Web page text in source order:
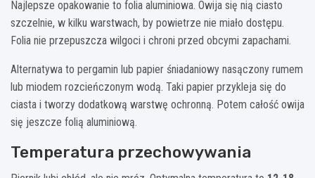
Najlepsze opakowanie to folia aluminiowa. Owija się nią ciasto
szczelnie, w kilku warstwach, by powietrze nie miało dostępu.
Folia nie przepuszcza wilgoci i chroni przed obcymi zapachami.
Alternatywa to pergamin lub papier śniadaniowy nasączony rumem
lub miodem rozcieńczonym wodą. Taki papier przykleja się do
ciasta i tworzy dodatkową warstwę ochronną. Potem całość owija
się jeszcze folią aluminiową.
Temperatura przechowywania